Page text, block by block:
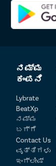
ನಮ್ಮ
ಕಂಪನಿ
Lybrate
BeatXp
ನಮ್ಮ
ಬಗ್ಗೆ
Contact Us
ವೃತ್ತಿಗಳು
ಇಂಗ್ಲೀಷ್
Patient Detail
ರೋಗಿಯ ಹೆಸರು
OTP